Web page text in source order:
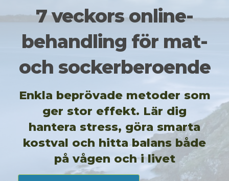
7 veckors online-
behandling för mat-
och sockerberoende
Enkla beprövade metoder som
ger stor effekt. Lär dig
hantera stress, göra smarta
kostval och hitta balans både
på vågen och i livet